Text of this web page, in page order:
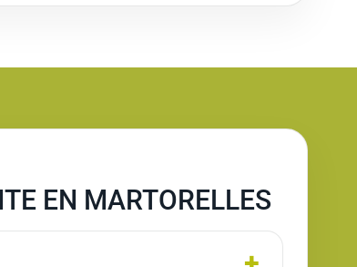
EN MARTORELLES